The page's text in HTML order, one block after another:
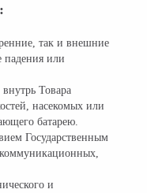
так и внешние
падения или
Товара
насекомых или
батарею.
Государственным
и